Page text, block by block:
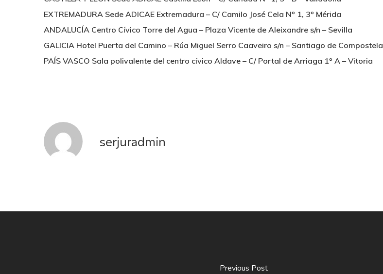
EXTREMADURA Sede ADICAE Extremadura – C/ Camilo José Cela Nº 1, 3º Mérida
ANDALUCÍA Centro Cívico Torre del Agua – Plaza Vicente de Aleixandre s/n – Sevilla
GALICIA Hotel Puerta del Camino – Rúa Miguel Serro Caaveiro s/n – Santiago de Compostela
PAÍS VASCO Sala polivalente del centro cívico Aldave – C/ Portal de Arriaga 1º A – Vitoria
serjuradmin
Previous Post